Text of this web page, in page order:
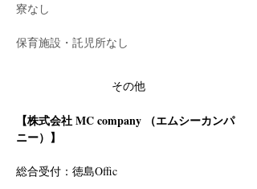
寮なし
保育施設・託児所なし
その他
【株式会社 MC company （エムシーカンパ
ニー）】
総合受付：徳島Offic